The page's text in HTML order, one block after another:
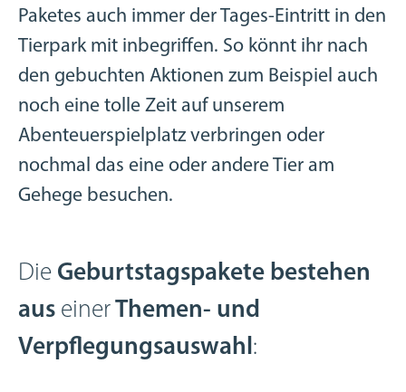
Paketes auch immer der Tages-Eintritt in den
Tierpark mit inbegriffen. So könnt ihr nach
den gebuchten Aktionen zum Beispiel auch
noch eine tolle Zeit auf unserem
Abenteuerspielplatz verbringen oder
nochmal das eine oder andere Tier am
Gehege besuchen.
Die Geburtstagspakete bestehen
aus einerThemen- und
Verpflegungsauswahl: